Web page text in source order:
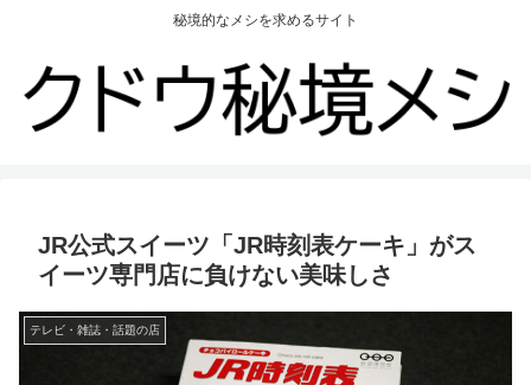
秘境的なメシを求めるサイト
JR公式スイーツ「JR時刻表ケーキ」がス
イーツ専門店に負けない美味しさ
テレビ・雑誌・話題の店